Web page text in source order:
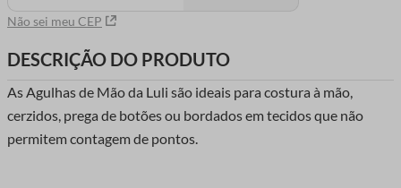
Não sei meu CEP
DESCRIÇÃO DO PRODUTO
As Agulhas de Mão da Luli são ideais para costura à mão,
cerzidos, prega de botões ou bordados em tecidos que não
permitem contagem de pontos.